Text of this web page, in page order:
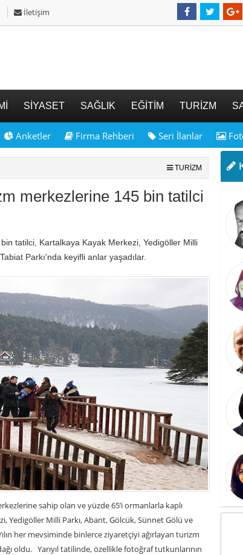
İletişim
SİYASET SAĞLIK EĞİTİM TURİZM
Anketler Firma Rehberi Seri İlanlar
TURİZM
merkezlerine 145 bin tatilci
tatilci, Kartalkaya Kayak Merkezi, Yedigöller Milli
Parkı'nda keyifli anlar yaşadılar.
sahip olan ve yüzde 65’i ormanlarla kaplı
Yedigöller Milli Parkı, Abant, Gölcük, Sünnet Gölü ve
her mevsiminde binlerce ziyaretçiyi ağırlayan turizm
oldu. Yarıyıl tatilinde, özellikle fotoğraf tutkunlarının